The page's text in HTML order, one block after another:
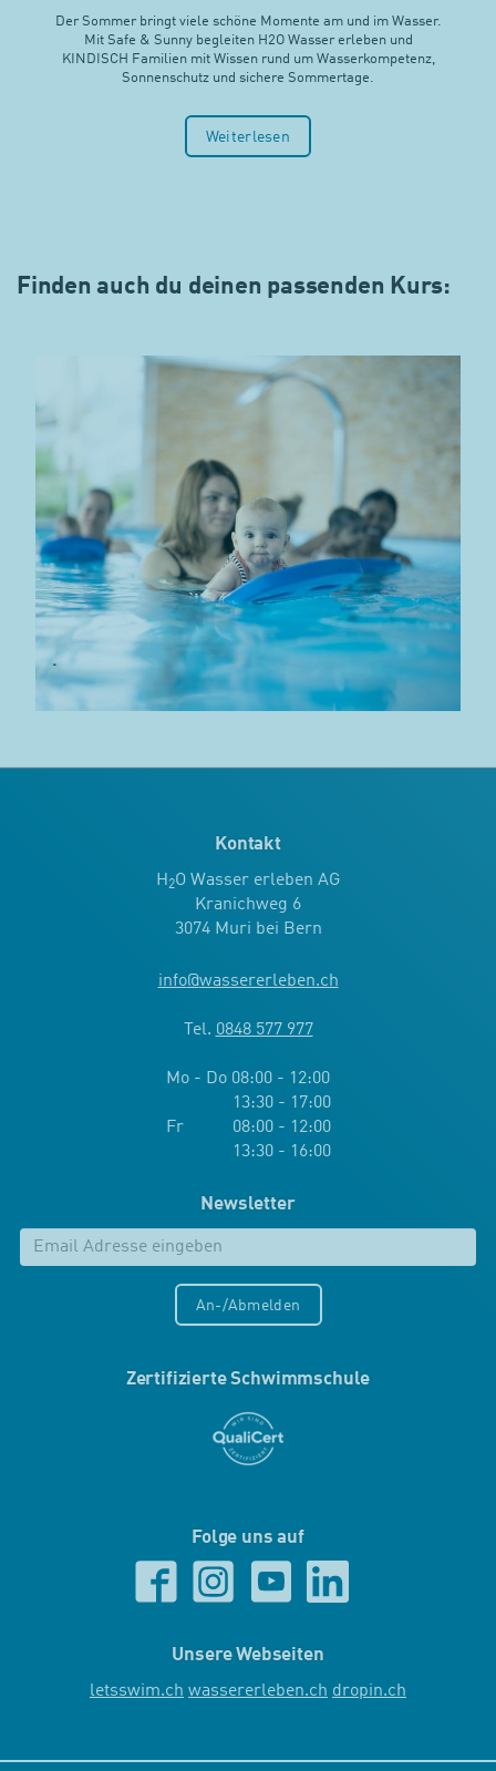
Der Sommer bringt viele schöne Momente am und im Wasser.
Mit Safe & Sunny begleiten H2O Wasser erleben und
KINDISCH Familien mit Wissen rund um Wasserkompetenz,
Sonnenschutz und sichere Sommertage.
Weiterlesen
Finden auch du deinen passenden Kurs:
.
Kontakt
H2O Wasser erleben AG
Kranichweg 6
3074 Muri bei Bern
info@wassererleben.ch
Tel. 0848 577 977
Mo - Do 08:00 - 12:00
13:30 - 17:00
Fr 08:00 - 12:00
13:30 - 16:00
Newsletter
An-/Abmelden
Zertifizierte Schwimmschule
Folge uns auf
Unsere Webseiten
letsswim.ch wassererleben.ch dropin.ch